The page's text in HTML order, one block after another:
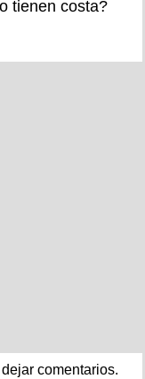
tienen costa?
comentarios.